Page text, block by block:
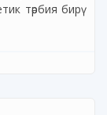
тәрбия бирү